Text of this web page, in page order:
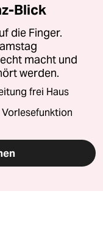
Blick
die Finger.
macht und
werden.
frei Haus